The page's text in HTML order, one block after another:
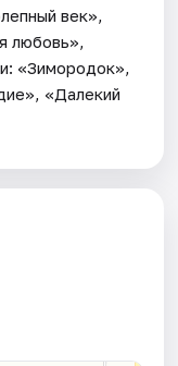
век»,
любовь»,
«Зимородок»,
«Далекий